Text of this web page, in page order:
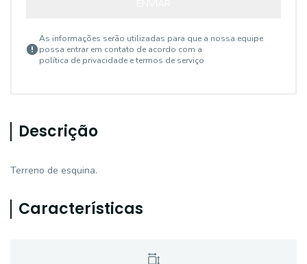
As informações serão utilizadas para que a nossa equipe
possa entrar em contato de acordo com a
política de privacidade e termos de serviço
Descrição
Terreno de esquina.
Características